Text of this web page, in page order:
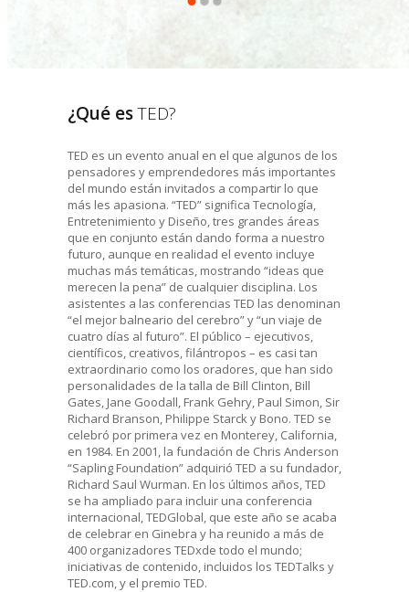
¿Qué esTED?
TED es un evento anual en el que algunos de los
pensadores y emprendedores más importantes
del mundo están invitados a compartir lo que
más les apasiona. “TED” significa Tecnología,
Entretenimiento y Diseño, tres grandes áreas
que en conjunto están dando forma a nuestro
futuro, aunque en realidad el evento incluye
muchas más temáticas, mostrando “ideas que
merecen la pena” de cualquier disciplina. Los
asistentes a las conferencias TED las denominan
“el mejor balneario del cerebro” y “un viaje de
cuatro días al futuro”. El público – ejecutivos,
científicos, creativos, filántropos – es casi tan
extraordinario como los oradores, que han sido
personalidades de la talla de Bill Clinton, Bill
Gates, Jane Goodall, Frank Gehry, Paul Simon, Sir
Richard Branson, Philippe Starck y Bono. TED se
celebró por primera vez en Monterey, California,
en 1984. En 2001, la fundación de Chris Anderson
“Sapling Foundation” adquirió TED a su fundador,
Richard Saul Wurman. En los últimos años, TED
se ha ampliado para incluir una conferencia
internacional, TEDGlobal, que este año se acaba
de celebrar en Ginebra y ha reunido a más de
400 organizadores TEDxde todo el mundo;
iniciativas de contenido, incluidos los TEDTalks y
TED.com, y el premio TED.